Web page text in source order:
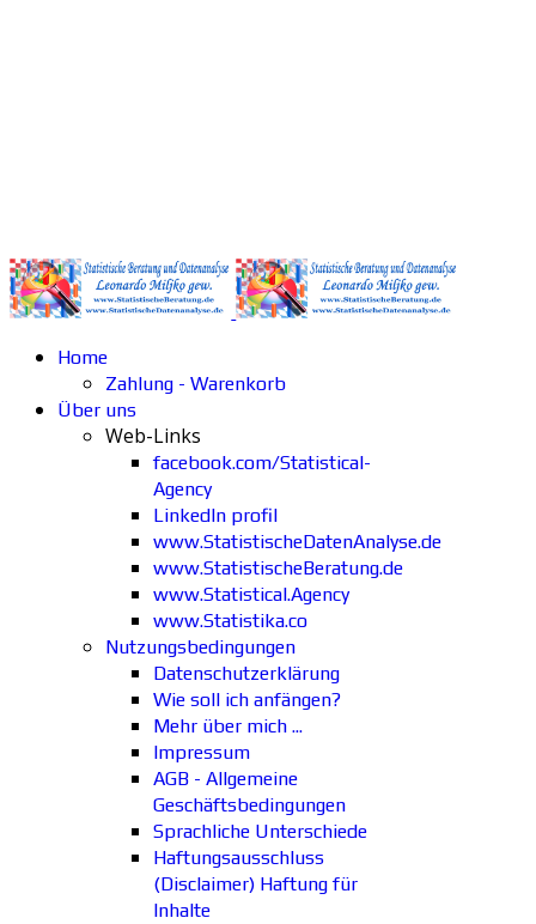
Home
Zahlung - Warenkorb
Über uns
Web-Links
facebook.com/Statistical-
Agency
LinkedIn profil
www.StatistischeDatenAnalyse.de
www.StatistischeBeratung.de
www.Statistical.Agency
www.Statistika.co
Nutzungsbedingungen
Datenschutzerklärung
Wie soll ich anfängen?
Mehr über mich ...
Impressum
AGB - Allgemeine
Geschäftsbedingungen
Sprachliche Unterschiede
Haftungsausschluss
(Disclaimer) Haftung für
Inhalte